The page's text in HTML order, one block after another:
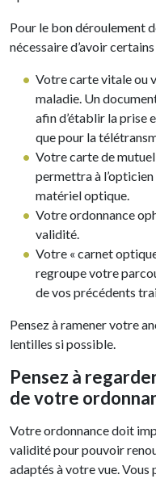
Pour le bon déroulement
nécessaire d’avoir
Votre carte vitale ou
maladie. Un
afin d’établir la prise
que pour la
Votre carte de
permettra à
matériel optique.
Votre ordonnance
validité.
Votre « carnet
regroupe votre
de vos précédents
Pensez à ramener votre
lentilles si possible.
Pensez à
de votre
Votre ordonnance doit
validité pour pouvoir
adaptés à votre vue.